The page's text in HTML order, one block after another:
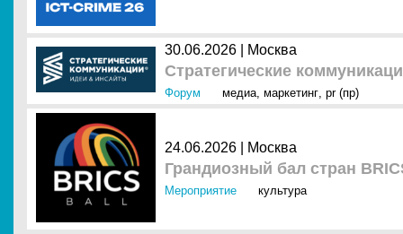
30.06.2026 | Москва
Стратегические
Форум медиа, маркетинг, pr (пр)
24.06.2026 | Москва
Грандиозный бал стран
Мероприятие культура